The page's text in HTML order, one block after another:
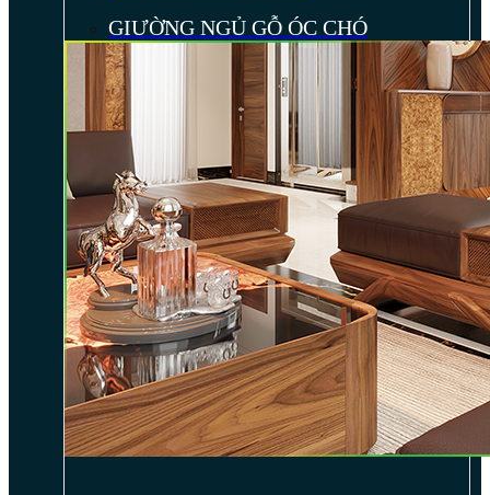
GIƯỜNG NGỦ GỖ ÓC CHÓ